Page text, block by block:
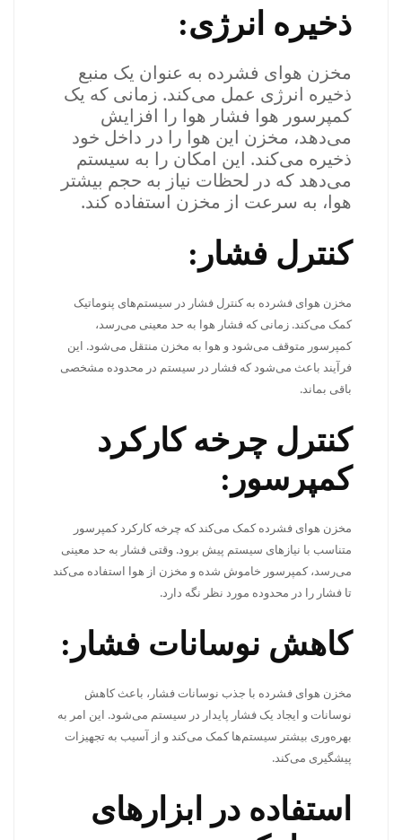
ذخیره انرژی:
مخزن هوای فشرده به عنوان یک منبع
ذخیره انرژی عمل می‌کند. زمانی که یک
کمپرسور هوا فشار هوا را افزایش
می‌دهد، مخزن این هوا را در داخل خود
ذخیره می‌کند. این امکان را به سیستم
می‌دهد که در لحظات نیاز به حجم بیشتر
هوا، به سرعت از مخزن استفاده کند.
کنترل فشار:
مخزن هوای فشرده به کنترل فشار در سیستم‌های پنوماتیک
کمک می‌کند. زمانی که فشار هوا به حد معینی می‌رسد،
کمپرسور متوقف می‌شود و هوا به مخزن منتقل می‌شود. این
فرآیند باعث می‌شود که فشار در سیستم در محدوده مشخصی
باقی بماند.
کنترل چرخه کارکرد
کمپرسور:
مخزن هوای فشرده کمک می‌کند که چرخه کارکرد کمپرسور
متناسب با نیازهای سیستم پیش برود. وقتی فشار به حد معینی
می‌رسد، کمپرسور خاموش شده و مخزن از هوا استفاده می‌کند
تا فشار را در محدوده مورد نظر نگه دارد.
کاهش نوسانات فشار:
مخزن هوای فشرده با جذب نوسانات فشار، باعث کاهش
نوسانات و ایجاد یک فشار پایدار در سیستم می‌شود. این امر به
بهره‌وری بیشتر سیستم‌ها کمک می‌کند و از آسیب به تجهیزات
پیشگیری می‌کند.
استفاده در ابزارهای